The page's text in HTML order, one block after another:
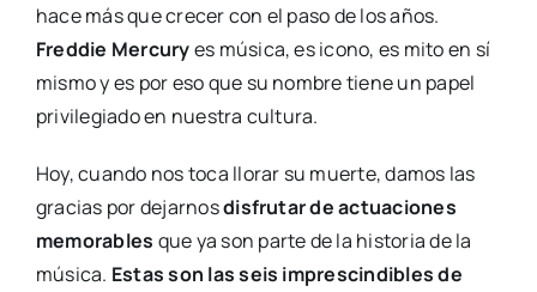
hace más que crecer con el paso de los años.
Freddie Mercuryes música, es icono, es mito en sí
mismo y es por eso que su nombre tiene un papel
privilegiado en nuestra cultura.
Hoy, cuando nos toca llorar su muerte, damos las
gracias por dejarnosdisfrutar de actuaciones
memorables que ya son parte de la historia de la
música. Estas son las seis imprescindibles de